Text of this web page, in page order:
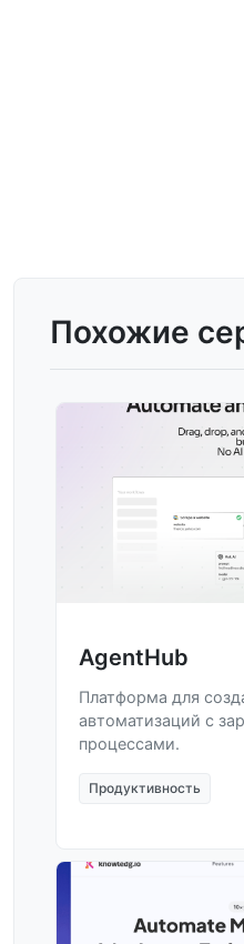
Похожие
AgentHub
Платформа для
автоматизаций с
процессами.
Продуктивность